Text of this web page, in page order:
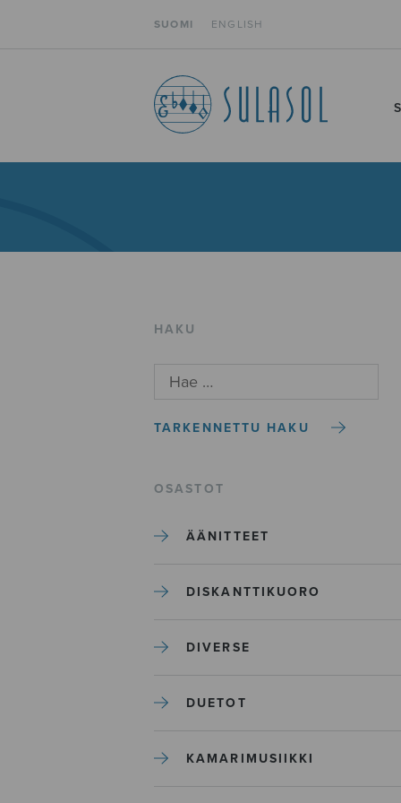
SUOMI ENGLISH
HAKU
TARKENNETTU HAKU
OSASTOT
ÄÄNITTEET
DISKANTTIKUORO
DIVERSE
DUETOT
KAMARIMUSIIKKI